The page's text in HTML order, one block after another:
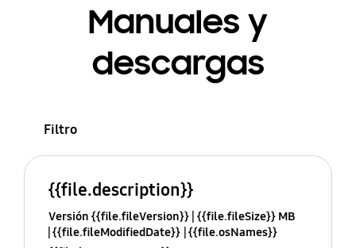
Manuales y
descargas
Filtro
{{file.description}}
Versión {{file.fileVersion}} {{file.fileSize}} MB
{{file.fileModifiedDate}} {{file.osNames}}